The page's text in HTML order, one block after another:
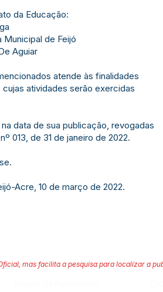
da Educação:
Municipal de Feijó
Aguiar
atende às finalidades
atividades serão exercidas
data de sua publicação, revogadas
013, de 31 de janeiro de 2022.
Acre, 10 de março de 2022.
mas facilita a pesquisa para localizar a